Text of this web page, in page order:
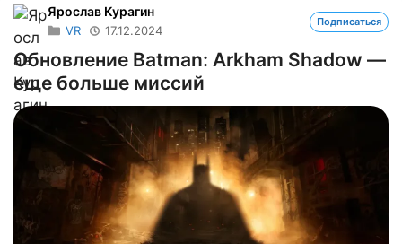
Ярослав Курагин
VR 17.12.2024
Подписаться
Обновление Batman: Arkham Shadow —
еще больше миссий